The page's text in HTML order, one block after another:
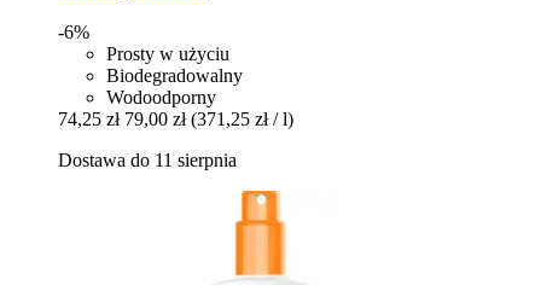
-6%
Prosty w użyciu
Biodegradowalny
Wodoodporny
74,25 zł 79,00 zł (371,25 zł / l)
Dostawa do 11 sierpnia